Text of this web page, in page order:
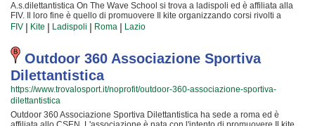
A.s.dilettantistica On The Wave School si trova a ladispoli ed è affiliata alla
FIV. Il loro fine è quello di promuovere Il kite organizzando corsi rivolti a
ragazzi, adulti e famiglie. Se volete rendere il vostro tempo libero più
interessante con un'attività un po' diversa dal normale è il caso di provare Il
kite. I loro istruttori preparati e professionali si impegneranno al massimo per
rendere la vostra esperienza ancora più divertente e stimolante con i loro
corsi di kite. Inserita da tempo nella comunità di ladispoli, A.s.dilettantistica
On The Wave School è nota per rendere più movimentate le giornate di
coloro che vogliono concedersi qualche svago all'aria aperta e a contatto
con la natura. Se vuoi iscriverti o semplicemente avere più informazioni sui
loro corsi puoi venire in sede o scrivere un messaggio cliccando sul bottone
"Contattaci" presente nella pagina.
FIV | Kite | Ladispoli | Roma | Lazio
Outdoor 360 Associazione Sportiva
Dilettantistica
https://www.trovalosport.it/noprofit/outdoor-360-associazione-sportiva-
dilettantistica
Outdoor 360 Associazione Sportiva Dilettantistica ha sede a roma ed è